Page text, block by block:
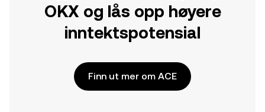
OKX og lås opp høyere
inntektspotensial
Finn ut mer om ACE